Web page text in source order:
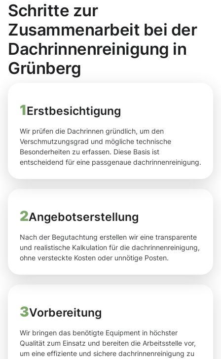
Schritte zur
Zusammenarbeit bei der
Dachrinnenreinigung in
Grünberg
1Erstbesichtigung
Wir prüfen die Dachrinnen gründlich, um den
Verschmutzungsgrad und mögliche technische
Besonderheiten zu erfassen. Diese Basis ist
entscheidend für eine passgenaue dachrinnenreinigung.
2Angebotserstellung
Nach der Begutachtung erstellen wir eine transparente
und realistische Kalkulation für die dachrinnenreinigung,
ohne versteckte Kosten oder unnötige Posten.
3Vorbereitung
Wir bringen das benötigte Equipment in höchster
Qualität zum Einsatz und bereiten die Arbeitsstelle vor,
um eine effiziente und sichere dachrinnenreinigung zu